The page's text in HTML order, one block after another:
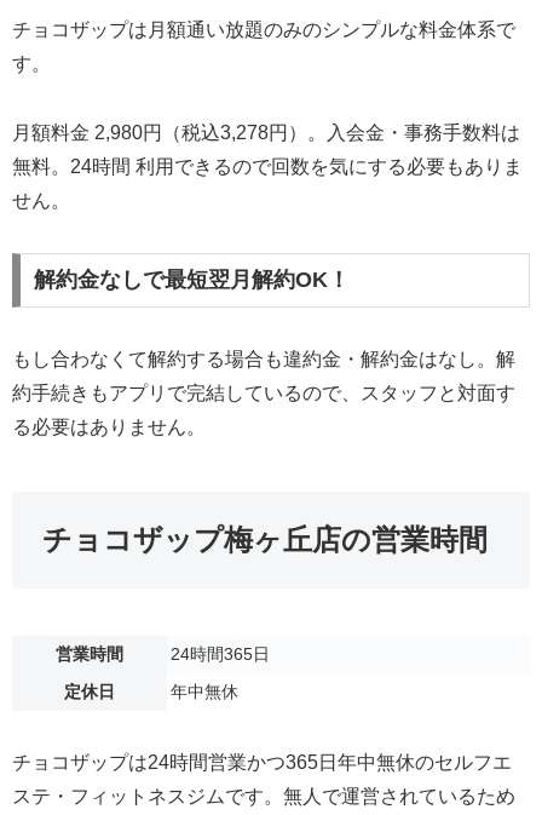
チョコザップは月額通い放題のみのシンプルな料金体系で
す。
月額料金 2,980円（税込3,278円）。入会金・事務手数料は
無料。24時間 利用できるので回数を気にする必要もありま
せん。
解約金なしで最短翌月解約OK！
もし合わなくて解約する場合も違約金・解約金はなし。解
約手続きもアプリで完結しているので、スタッフと対面す
る必要はありません。
チョコザップ梅ヶ丘店の営業時間
営業時間
24時間365日
定休日
年中無休
チョコザップは24時間営業かつ365日年中無休のセルフエ
ステ・フィットネスジムです。無人で運営されているため